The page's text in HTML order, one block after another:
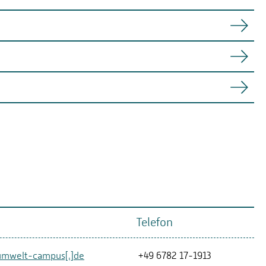
Telefon
campus[.]de +49 6782 17-1913